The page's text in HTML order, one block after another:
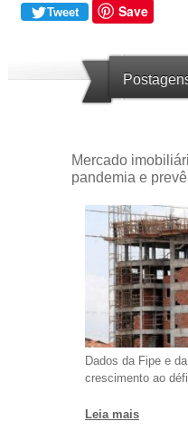
Tweet Save
Mercado
pandemia e
Dados da Fipe e
crescimento ao
Leia mais